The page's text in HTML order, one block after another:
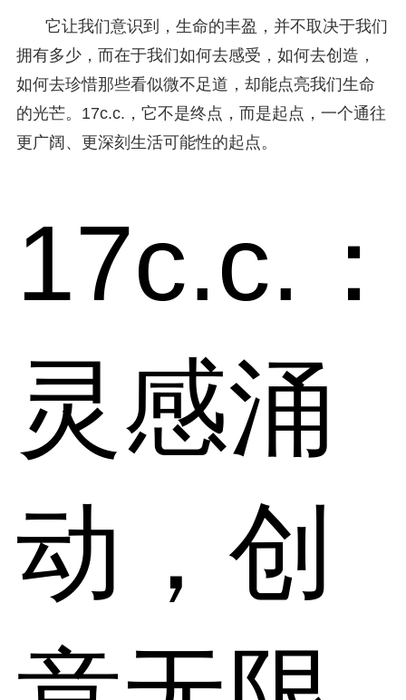
它让我们意识到，生命的丰盈，并不取决于我们
拥有多少，而在于我们如何去感受，如何去创造，
如何去珍惜那些看似微不足道，却能点亮我们生命
的光芒。17c.c.，它不是终点，而是起点，一个通往
更广阔、更深刻生活可能性的起点。
17c.c.：
灵感涌
动，创